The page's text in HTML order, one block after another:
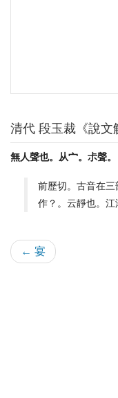
清代 段玉裁《說文
無人聲也。从宀。尗聲。
前歷切。古音在三
作？。云靜也。江
← 宴